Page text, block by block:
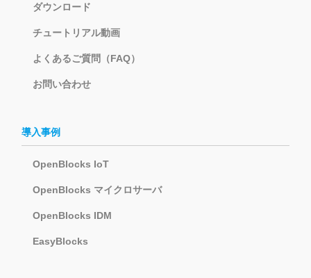
ダウンロード
チュートリアル動画
よくあるご質問（FAQ）
お問い合わせ
導入事例
OpenBlocks IoT
OpenBlocks マイクロサーバ
OpenBlocks IDM
EasyBlocks